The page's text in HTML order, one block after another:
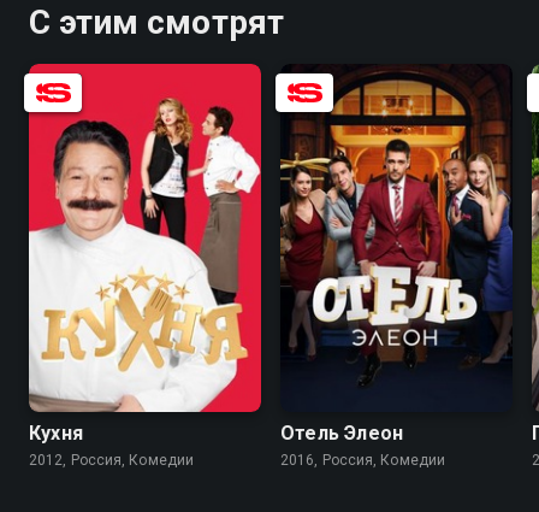
С этим смотрят
8.4
Кухня
2012, Россия, Комедии
7.6
Отель Элеон
2016, Россия, Комедии